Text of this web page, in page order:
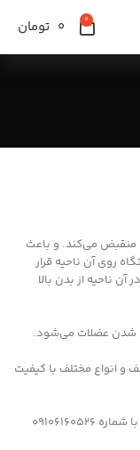
0
0 تومان
منقبض می‌کند. و باعث
روی آن ناحیه قرار
ناحیه از بدن بالا
انواع مختلف با کیفیت
بخاطر نوسانات لحظه‌ای ارز لطفا برای استعلام قیمت با شماره 09106160526